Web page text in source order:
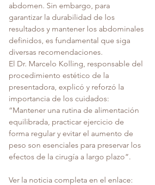
abdomen. Sin embargo, para
garantizar la durabilidad de los
resultados y mantener los abdominales
definidos, es fundamental que siga
diversas recomendaciones.
El Dr. Marcelo Kolling, responsable del
procedimiento estético de la
presentadora, explicó y reforzó la
importancia de los cuidados:
“Mantener una rutina de alimentación
equilibrada, practicar ejercicio de
forma regular y evitar el aumento de
peso son esenciales para preservar los
efectos de la cirugía a largo plazo”.
Ver la noticia completa en el enlace: